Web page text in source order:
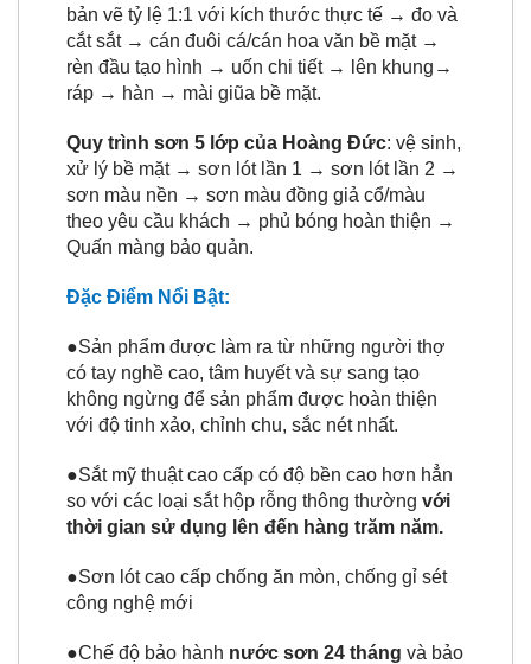
bản vẽ tỷ lệ 1:1 với kích thước thực tế → đo và
cắt sắt → cán đuôi cá/cán hoa văn bề mặt →
rèn đầu tạo hình → uốn chi tiết → lên khung→
ráp → hàn → mài giũa bề mặt.
Quy trình sơn 5 lớp của Hoàng Đức: vệ sinh,
xử lý bề mặt → sơn lót lần 1 → sơn lót lần 2 →
sơn màu nền → sơn màu đồng giả cổ/màu
theo yêu cầu khách → phủ bóng hoàn thiện →
Quấn màng bảo quản.
Đặc Điểm Nổi Bật:
●Sản phẩm được làm ra từ những người thợ
có tay nghề cao, tâm huyết và sự sang tạo
không ngừng để sản phẩm được hoàn thiện
với độ tinh xảo, chỉnh chu, sắc nét nhất.
●Sắt mỹ thuật cao cấp có độ bền cao hơn hẳn
so với các loại sắt hộp rỗng thông thường với
thời gian sử dụng lên đến hàng trăm năm.
●Sơn lót cao cấp chống ăn mòn, chống gỉ sét
công nghệ mới
●Chế độ bảo hành nước sơn 24 tháng và bảo